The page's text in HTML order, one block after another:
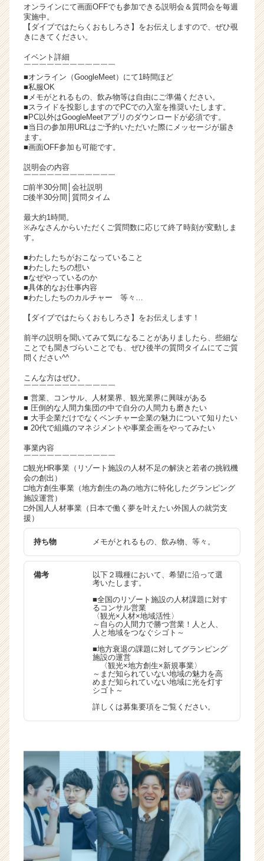
く
活
ト
チ
ア
キ
ャ
リ
（C
e
r
a
r）
オンラインにて画面OFFでも参加できる説明会＆質問会を毎週
実施中。
【ダイブではたらくおもしろさ】をお伝えしますので、ぜひ覗
きにきてください。
イベント詳細
￣￣￣￣￣￣￣￣￣￣￣￣
■オンライン（GoogleMeet）にて1時間ほど
■私服OK
■メモがとれるもの、飲み物等は自由にご準備ください。
■スライドを投影しますのでPCでの入室を推奨いたします。
■PC以外はGoogleMeetアプリのダウンロードが必須です。
■当日の参加用URLはご予約いただいた際にメッセージが届き
ます。
■画面OFF参加も可能です。
説明会の内容
￣￣￣￣￣￣￣￣￣￣￣￣
□前半30分間│会社説明
□後半30分間│質問タイム
最大約1時間。
※みなさんからいただくご質問数に応じて終了時刻が変動しま
す。
■わたしたちがおこなっていること
■わたしたちの想い
■なぜやっているのか
■具体的なお仕事内容
■わたしたちのカルチャー 等々…
【ダイブではたらくおもしろさ】をお伝えします！
前半の説明を聞いてみて気になることがありましたら、些細な
ことでも聞きづらいことでも、ぜひ後半の質問タイムにてご質
問ください^^
こんな方はぜひ。
￣￣￣￣￣￣￣￣￣￣￣￣
■ 営業、コンサル、人材業界、観光業界に興味がある
■ 圧倒的な人間力集団の中で自分の人間力も磨きたい
■ 大手企業だけでなくベンチャー企業の魅力について知りたい
■ 20代で組織のマネジメントや事業企画をやってみたい
事業内容
￣￣￣￣￣￣￣￣￣￣￣￣
□観光HR事業（リゾート施設の人材不足の解決と若者の挑戦機
会の創出）
□地方創生事業（地方創生の為の地方に特化したグランピング
施設運営）
□外国人人材事業（日本で働く夢を叶えたい外国人の就労支
援）
持ち物 メモがとれるもの、飲み物、等々。
備考
以下２職種において、希望に沿って選
考いたします。
■全国のリゾート施設の人材課題に対す
るコンサル営業
〈観光×人材×地域活性〉
～自らの人間力で勝つ営業！人と人、
人と地域をつなぐシゴト～
■地方衰退の課題に対してグランピング
施設の運営
〈観光×地方創生×新規事業〉
～まだ知られていない地域の魅力を高
めまだ知られていない地域に光を灯す
シゴト～
詳しくは募集要項をご覧ください。